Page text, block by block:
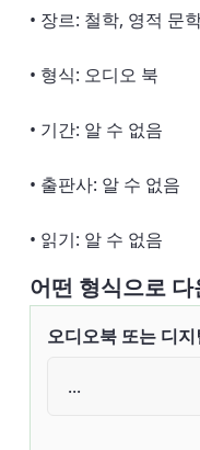
• 장르: 철학, 영적 문
• 형식: 오디오 북
• 기간: 알 수 없음
• 출판사: 알 수 없음
• 읽기: 알 수 없음
어떤 형식으로
오디오북 또는 디